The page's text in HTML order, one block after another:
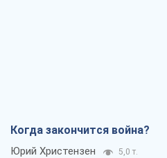
Когда закончится война?
Юрий Христензен 5,0 т.